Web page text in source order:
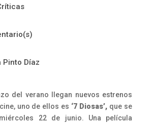
Pinto Díaz
del verano llegan nuevos estrenos
uno de ellos es ‘7 Diosas’, que se
22 de junio. Una película